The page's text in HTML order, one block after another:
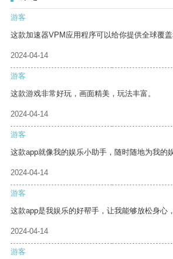
游客
这款加速器VPM应用程序可以给你提供全球覆盖
2024-04-14
游客
这款游戏非常好玩，画面精美，玩法丰富。
2024-04-14
游客
这款app就像我的娱乐小助手，随时随地为我的
2024-04-14
游客
这款app是我娱乐的好帮手，让我能够放松身心
2024-04-14
游客